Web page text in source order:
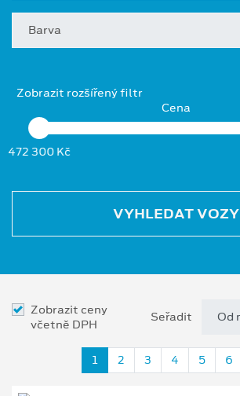
Barva
Zobrazit rozšířený filtr
Cena
472 300 Kč
VYHLEDAT VOZY
Zobrazit ceny
včetně DPH
Seřadit
1 2 3 4 5 6